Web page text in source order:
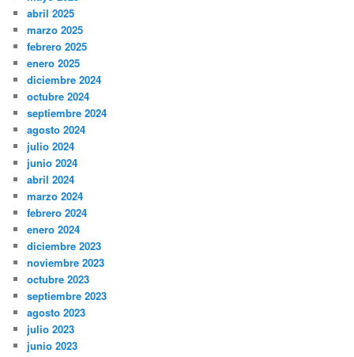
abril 2025
marzo 2025
febrero 2025
enero 2025
diciembre 2024
octubre 2024
septiembre 2024
agosto 2024
julio 2024
junio 2024
abril 2024
marzo 2024
febrero 2024
enero 2024
diciembre 2023
noviembre 2023
octubre 2023
septiembre 2023
agosto 2023
julio 2023
junio 2023